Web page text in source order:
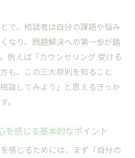
で、相談者は自分の課題や悩み
なり、問題解決への第一歩が踏
例えば「カウンセリング 受ける
も、この三大原則を知ること
談してみよう」と思えるきっか
。
を感じる基本的なポイント
感じるためには、まず「自分の